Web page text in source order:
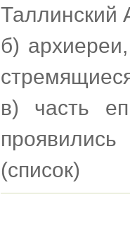
Таллинский
б)
в) часть
(список)